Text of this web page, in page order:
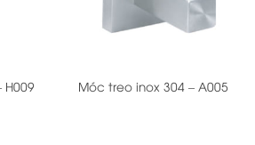
Móc treo inox 304 – A005